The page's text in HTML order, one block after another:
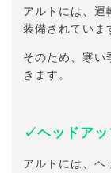
アルトには、運
装備されていま
そのため、寒い
きます。
✓ヘッドアッ
アルトには、ヘ